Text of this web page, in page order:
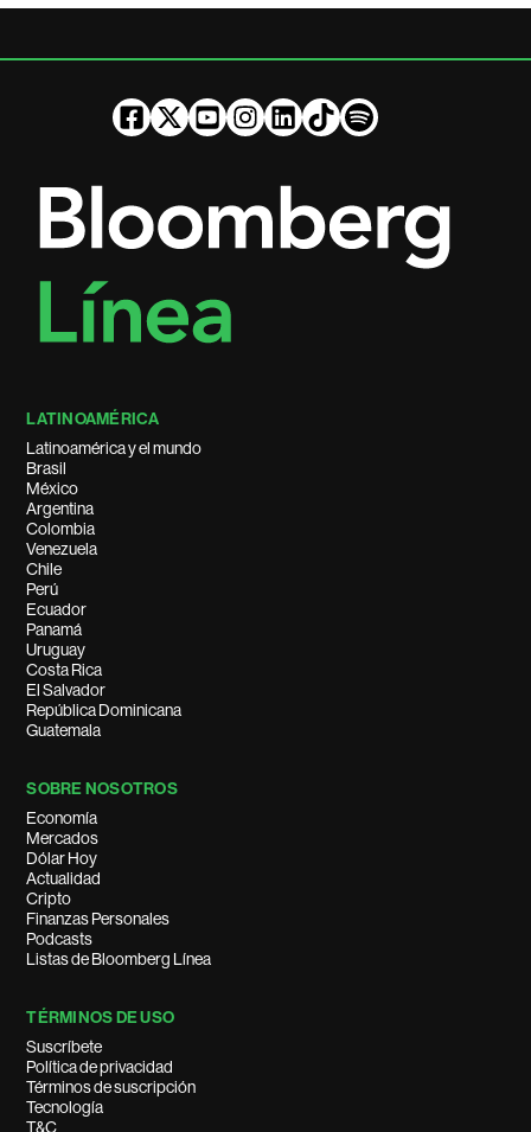
LATINOAMÉRICA
Latinoamérica y el mundo
Brasil
México
Argentina
Colombia
Venezuela
Chile
Perú
Ecuador
Panamá
Uruguay
Costa Rica
El Salvador
República Dominicana
Guatemala
SOBRE NOSOTROS
Economía
Mercados
Dólar Hoy
Actualidad
Cripto
Finanzas Personales
Podcasts
Listas de Bloomberg Línea
TÉRMINOS DE USO
Suscríbete
Política de privacidad
Términos de suscripción
Tecnología
T&C